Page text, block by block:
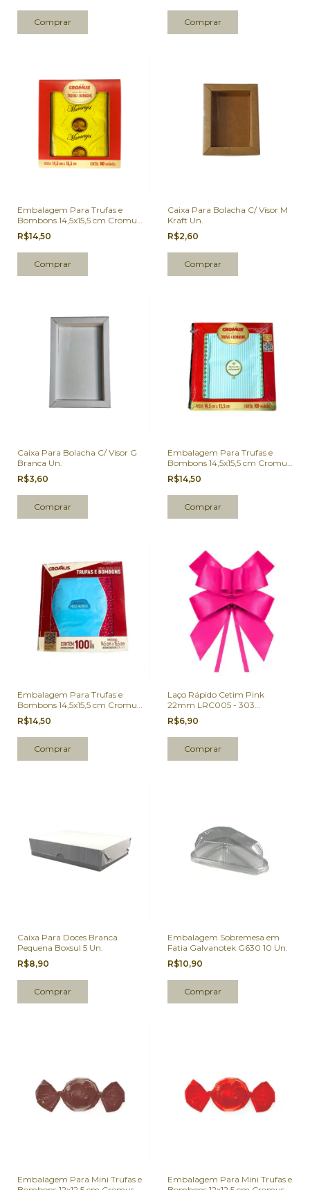
Embalagem Para Trufas e
Bombons 14,5x15,5 cm Cromus
Maracujá 100 Un.
R$14,50
Caixa Para Bolacha C/ Visor M
Kraft Un.
R$2,60
Caixa Para Bolacha C/ Visor G
Branca Un.
R$3,60
Embalagem Para Trufas e
Bombons 14,5x15,5 cm Cromus
Candy Azul (Produto
Artesanal) 100 Un.
R$14,50
Embalagem Para Trufas e
Bombons 14,5x15,5 cm Cromus
Eu Curo Mau Humor 100 Un.
R$14,50
Laço Rápido Cetim Pink
22mm LRC005 - 303
Progresso PCT 5 Un
R$6,90
Caixa Para Doces Branca
Pequena Boxsul 5 Un.
R$8,90
Embalagem Sobremesa em
Fatia Galvanotek G630 10 Un.
R$10,90
Embalagem Para Mini Trufas e
Embalagem Para Mini Trufas e